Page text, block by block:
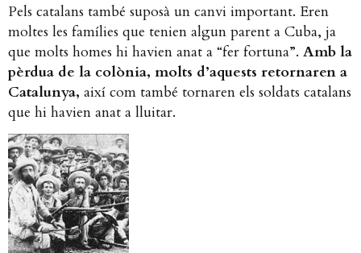
Pels catalans també suposà un canvi important. Eren
moltes les famílies que tenien algun parent a Cuba, ja
que molts homes hi havien anat a “fer fortuna”. Amb la
pèrdua de la colònia, molts d’aquests retornaren a
Catalunya, així com també tornaren els soldats catalans
que hi havien anat a lluitar.